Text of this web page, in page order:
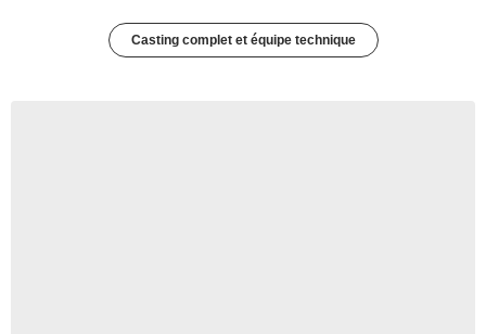
Casting complet et équipe technique